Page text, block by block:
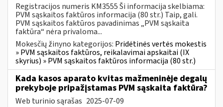
Registracijos numeris KM3555 Ši informacija skelbiama:
PVM sąskaitos faktūros informacija (80 str.) Taip, gali.
PVM sąskaitos faktūros pavadinimas „PVM sąskaita
faktūra“ nėra privaloma...
Mokesčių žinyno kategorijos: Pridėtinės vertės mokestis
» PVM sąskaitos faktūros, reikalavimai apskaitai (IX
skyrius) » PVM sąskaitos faktūros informacija (80 str.)
Kada kasos aparato kvitas mažmeninėje degalų
prekyboje pripažįstamas PVM sąskaita faktūra?
Web turinio sąrašas 2025-07-09